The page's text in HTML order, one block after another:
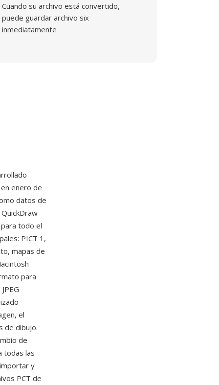
Cuando su archivo está convertido,
puede guardar archivo six
inmediatamente
enero de
datos de
todo el
PICT 1,
mapas de
para
el
de dibujo.
de
todas las
y
PCT de